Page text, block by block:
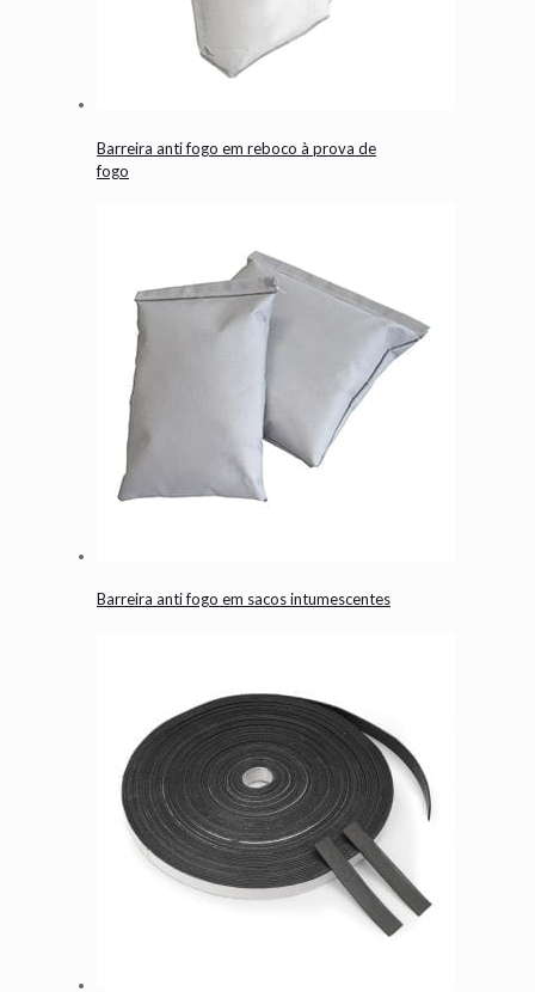
Barreira anti fogo em reboco à prova de
fogo
Barreira anti fogo em sacos intumescentes